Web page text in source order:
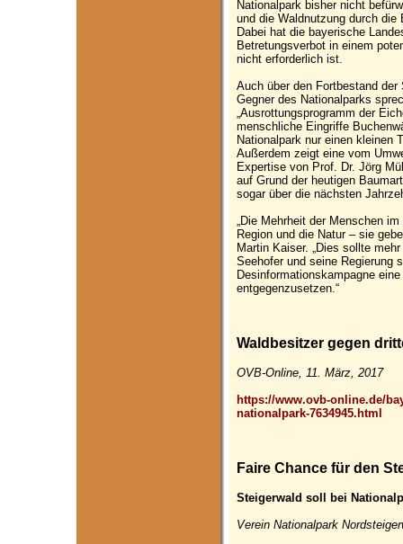
Nationalpark bisher nicht
und die Waldnutzung durch
Dabei hat die bayerische
Betretungsverbot in einem
nicht erforderlich ist.
Auch über den Fortbestand
Gegner des Nationalparks
„Ausrottungsprogramm der
menschliche Eingriffe
Nationalpark nur einen kleinen
Außerdem zeigt eine vom
Expertise von Prof. Dr. Jörg
auf Grund der heutigen
sogar über die nächsten
„Die Mehrheit der Menschen
Region und die Natur – sie
Martin Kaiser. „Dies sollte
Seehofer und seine Regierung
Desinformationskampagne
entgegenzusetzen.“
Waldbesitzer gegen
OVB-Online, 11. März, 2017
https://www.ovb-online.de/
nationalpark-7634945.html
Faire Chance für den
Steigerwald soll bei
Verein Nationalpark